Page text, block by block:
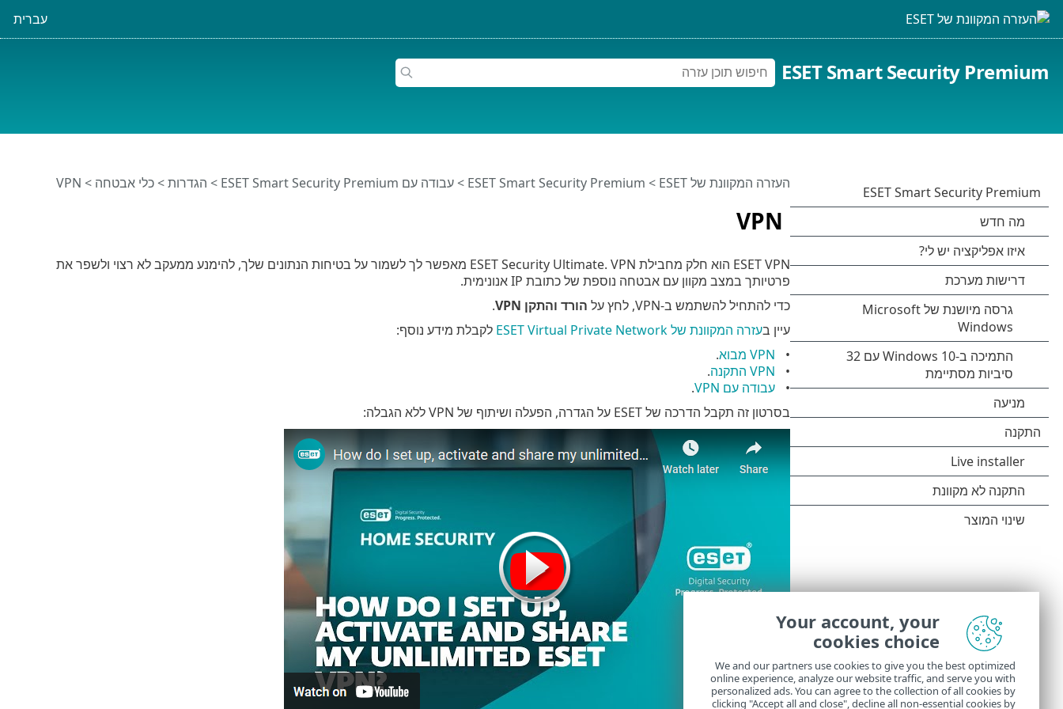
עברית
ESET Smart Security Premium
VPN
העזרה המקוונת של ESET >
ESET Smart Security Premium
>עבודה עם ESET Smart Security Premium > הגדרות>כלי אבטחה > VPN
ESET VPN הוא חלק מחבילת ESET Security Ultimate. VPN מאפשר לך לשמור על בטיחות הנתונים שלך, להימנע ממעקב לא רצוי ולשפר את
פרטיותך במצב מקוון עם אבטחה נוספת של כתובת IP אנונימית.
כדי להתחיל להשתמש ב-VPN, לחץ על
הורד והתקן VPN
.
עיין בעזרה המקוונת של ESET Virtual Private Network
לקבלת מידע נוסף:
VPN מבוא
.
VPN התקנה
.
עבודה עם VPN
.
בסרטון זה תקבל הדרכה של ESET על הגדרה, הפעלה ושיתוף של VPN ללא הגבלה:
Your account, your
cookies choice
We and our partners use cookies to give you the best optimized
online experience, analyze our website traffic, and serve you with
personalized ads. You can agree to the collection of all cookies by
clicking "Accept all and close", decline all non-essential cookies by